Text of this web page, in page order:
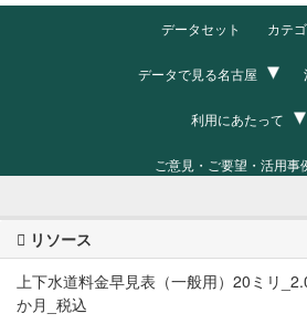
データセット カテ
データで見る名古屋
利用にあたって
ご意見・ご要望・活用事
リソース
上下水道料金早見表（一般用）20ミリ
か月_税込